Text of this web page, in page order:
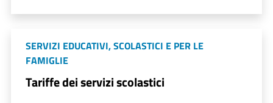
SERVIZI EDUCATIVI, SCOLASTICI E PER LE
FAMIGLIE
Tariffe dei servizi scolastici